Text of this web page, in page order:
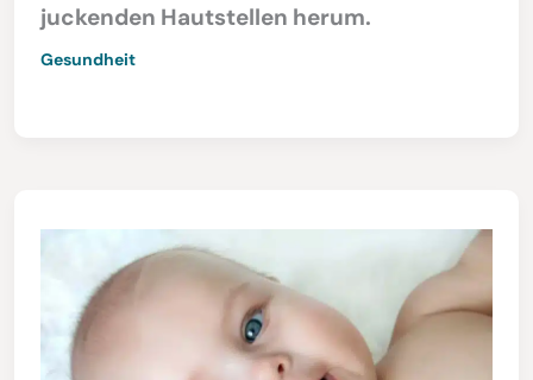
juckenden Hautstellen herum.
Gesundheit